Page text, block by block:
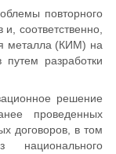
повторного
соответственно,
металла (КИМ) на
разработки
решение
проведенных
договоров, в том